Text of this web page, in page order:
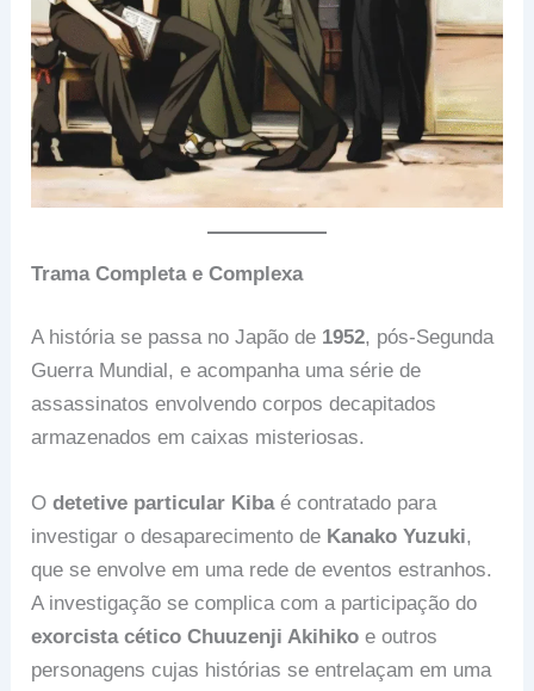
Trama Completa e Complexa
A história se passa no Japão de 1952, pós-Segunda
Guerra Mundial, e acompanha uma série de
assassinatos envolvendo corpos decapitados
armazenados em caixas misteriosas.
Odetetive particular Kibaé contratado para
investigar o desaparecimento de Kanako Yuzuki,
que se envolve em uma rede de eventos estranhos.
A investigação se complica com a participação do
exorcista cético Chuuzenji Akihiko e outros
personagens cujas histórias se entrelaçam em uma